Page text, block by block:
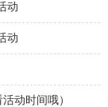
动
动
动时间哦）